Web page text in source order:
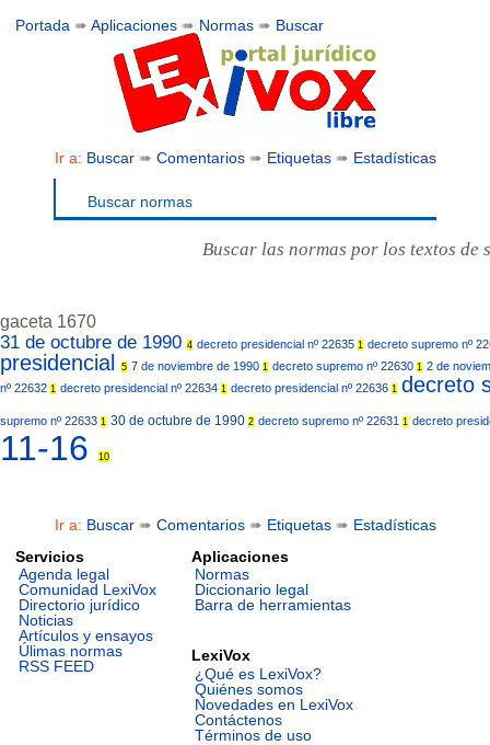
Portada ➠Aplicaciones ➠ Normas ➠ Buscar
Ir a: Buscar➠ Comentarios➠ Etiquetas➠ Estadísticas
Buscar normas
Buscar las normas por los textos de
gaceta 1670
31 de octubre de 1990 4 decreto presidencial nº 22635 1 decreto supremo nº
presidencial 5 7 de noviembre de 1990 1 decreto supremo nº 22630 1 2 de
nº 22632 1 decreto presidencial nº 22634 1 decreto presidencial nº 22636 1 decreto
supremo nº 22633 1 30 de octubre de 1990 2 decreto supremo nº 22631 1 decreto
11-16 10
Ir a: Buscar➠ Comentarios➠ Etiquetas➠ Estadísticas
Servicios
Agenda legal
Comunidad LexiVox
Directorio jurídico
Noticias
Artículos y ensayos
Úlimas normas
RSS FEED
Aplicaciones
Normas
Diccionario legal
Barra de herramientas
LexiVox
¿Qué es LexiVox?
Quiénes somos
Novedades en LexiVox
Contáctenos
Términos de uso